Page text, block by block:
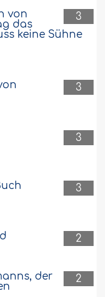
3
von
das
keine Sühne
3
3
3
2
2
der